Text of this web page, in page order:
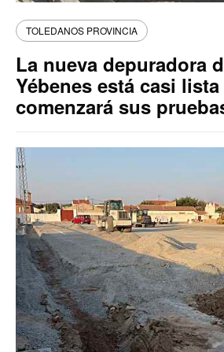
TOLEDANOS PROVINCIA
La nueva depuradora
Yébenes está casi
comenzará sus